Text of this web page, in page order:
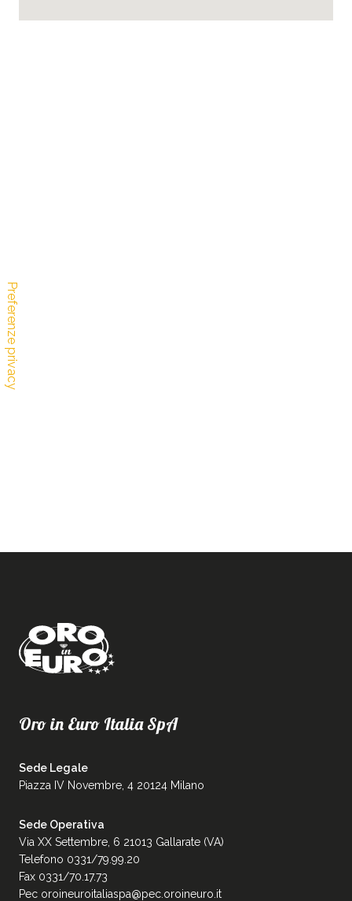
Oro in Euro Italia SpA
Sede Legale
Piazza IV Novembre, 4 20124 Milano
Sede Operativa
Via XX Settembre, 6 21013 Gallarate (VA)
Telefono 0331/79.99.20
Fax 0331/70.17.73
Pec oroineuroitaliaspa@pec.oroineuro.it